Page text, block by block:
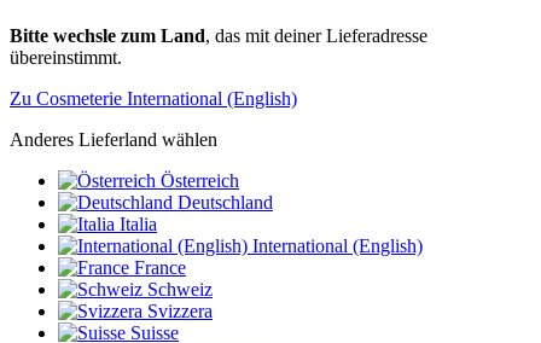
Bitte wechsle zum Land, das mit deiner Lieferadresse
übereinstimmt.
Zu Cosmeterie International (English)
Anderes Lieferland wählen
Österreich
Deutschland
Italia
International (English)
France
Schweiz
Svizzera
Suisse